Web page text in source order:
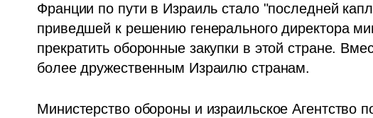
Франции по пути в Израиль стало "последней
приведшей к решению генерального директора
прекратить оборонные закупки в этой стране.
более дружественным Израилю странам.
Министерство обороны и израильское Агентство